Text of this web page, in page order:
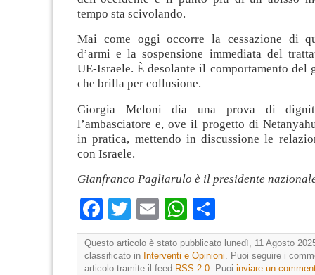
tempo sta scivolando.
Mai come oggi occorre la cessazione di
d’armi e la sospensione immediata del
UE-Israele. È desolante il comportamento del
che brilla per collusione.
Giorgia Meloni dia una prova di
l’ambasciatore e, ove il progetto di
in pratica, mettendo in discussione le
con Israele.
Gianfranco Pagliarulo è il presidente
Facebook
TwitterEmailWhatsApp
Questo articolo è stato pubblicato lunedì, 11 Agosto
classificato in Interventi e Opinioni. Puoi seguire i
articolo tramite il feed RSS 2.0. Puoi inviare un